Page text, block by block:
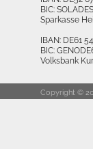
BIC:
Sparkasse
IBAN: DE61
BIC:
Volksbank
Copyright ©